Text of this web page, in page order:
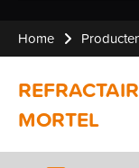
Home
MORTEL